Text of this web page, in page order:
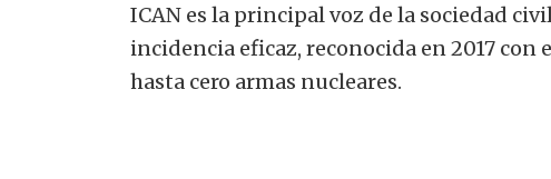
ICAN es la principal voz de la sociedad
incidencia eficaz, reconocida en 2017 con
hasta cero armas nucleares.